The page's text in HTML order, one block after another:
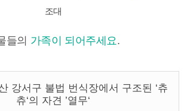
조대
들의 가족이 되어주세요.
강서구 불법 번식장에서 구조된 ‘츄
츄‘의 자견 ’열무‘